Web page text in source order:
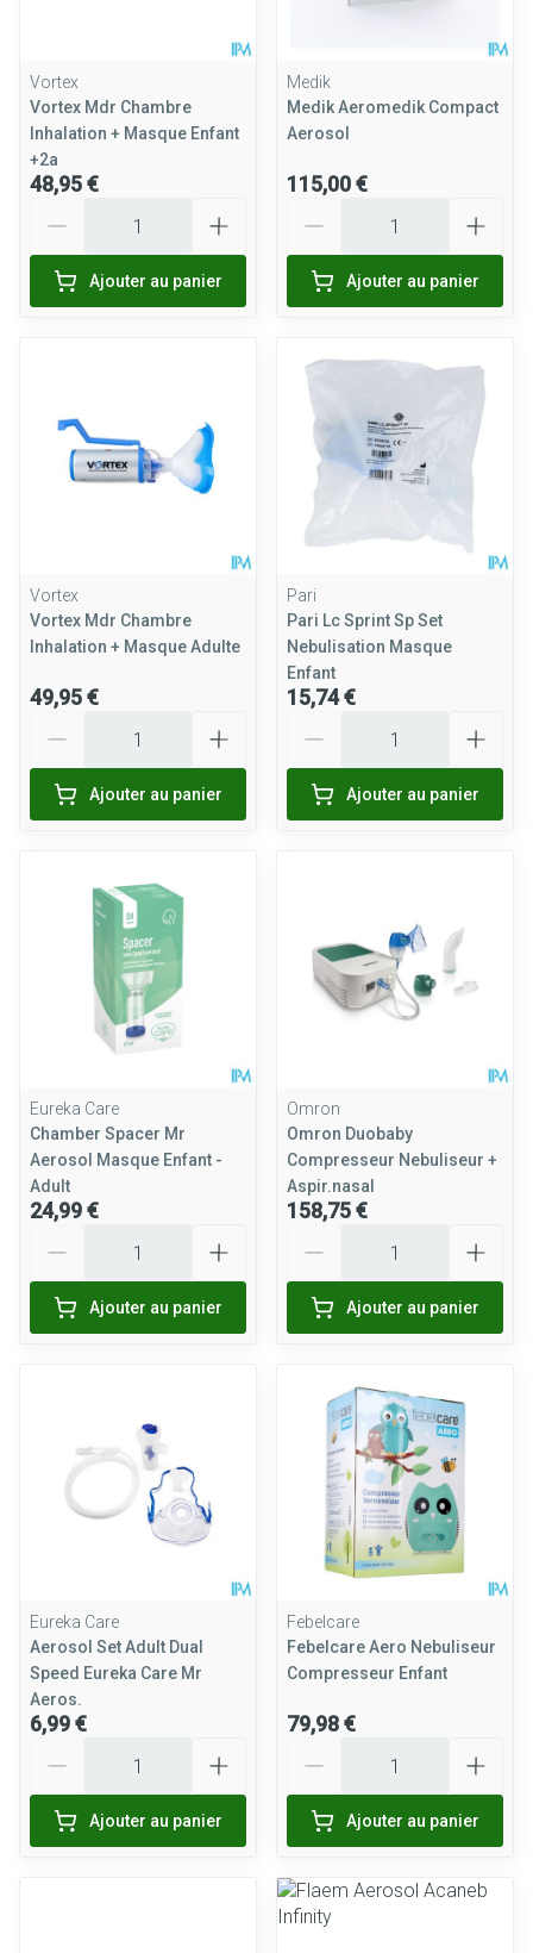
Vortex
Vortex Mdr Chambre
Inhalation + Masque Enfant
+2a
48,95 €
Ajouter au panier
Medik
Medik Aeromedik Compact
Aerosol
115,00 €
Ajouter au panier
Vortex
Vortex Mdr Chambre
Inhalation + Masque Adulte
49,95 €
Ajouter au panier
Pari
Pari Lc Sprint Sp Set
Nebulisation Masque
Enfant
15,74 €
Ajouter au panier
Eureka Care
Chamber Spacer Mr
Aerosol Masque Enfant -
Adult
24,99 €
Ajouter au panier
Omron
Omron Duobaby
Compresseur Nebuliseur +
Aspir.nasal
158,75 €
Ajouter au panier
Eureka Care
Aerosol Set Adult Dual
Speed Eureka Care Mr
Aeros.
6,99 €
Ajouter au panier
Febelcare
Febelcare Aero Nebuliseur
Compresseur Enfant
79,98 €
Ajouter au panier